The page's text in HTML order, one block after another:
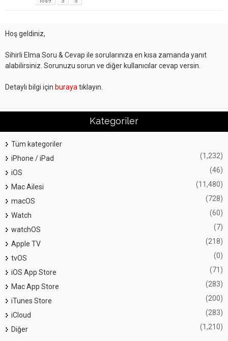
Hoş geldiniz,
Sihirli Elma Soru & Cevap ile sorularınıza en kısa zamanda yanıt
alabilirsiniz. Sorunuzu sorun ve diğer kullanıcılar cevap versin.
Detaylı bilgi için buraya tıklayın.
Kategoriler
Tüm kategoriler
iPhone / iPad
(1,232)
iOS (46)
Mac Ailesi (11,480)
macOS (728)
Watch (60)
watchOS (7)
Apple TV (218)
tvOS (0)
iOS App Store (71)
Mac App Store (283)
iTunes Store (200)
iCloud (283)
Diğer (1,210)